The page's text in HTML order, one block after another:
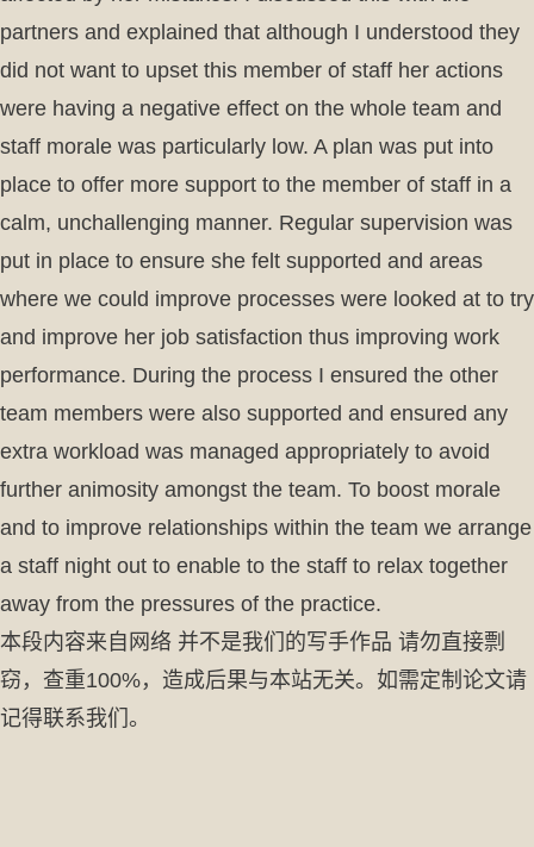
partners and explained that although I understood they
did not want to upset this member of staff her actions
were having a negative effect on the whole team and
staff morale was particularly low. A plan was put into
place to offer more support to the member of staff in a
calm, unchallenging manner. Regular supervision was
put in place to ensure she felt supported and areas
where we could improve processes were looked at to try
and improve her job satisfaction thus improving work
performance. During the process I ensured the other
team members were also supported and ensured any
extra workload was managed appropriately to avoid
further animosity amongst the team. To boost morale
and to improve relationships within the team we arrange
a staff night out to enable to the staff to relax together
away from the pressures of the practice.
本段内容来自网络 并不是我们的写手作品 请勿直接剽
窃，查重100%，造成后果与本站无关。如需定制论文请
记得联系我们。